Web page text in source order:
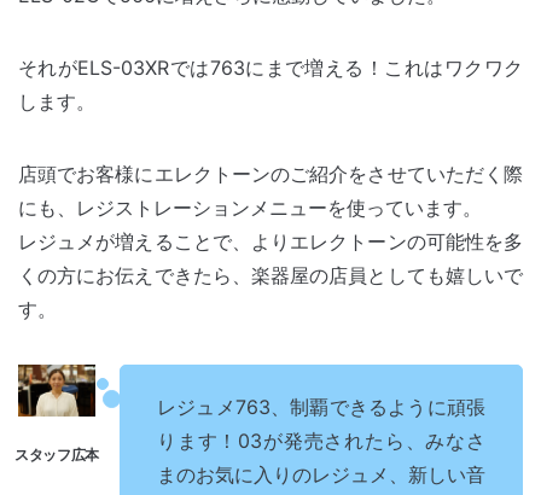
それがELS-03XRでは763にまで増える！これはワクワク
します。
店頭でお客様にエレクトーンのご紹介をさせていただく際
にも、レジストレーションメニューを使っています。
レジュメが増えることで、よりエレクトーンの可能性を多
くの方にお伝えできたら、楽器屋の店員としても嬉しいで
す。
レジュメ763、制覇できるように頑張
ります！03が発売されたら、みなさ
まのお気に入りのレジュメ、新しい音